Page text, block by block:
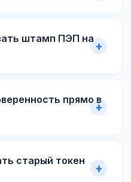
штамп ПЭП на
прямо в
старый токен